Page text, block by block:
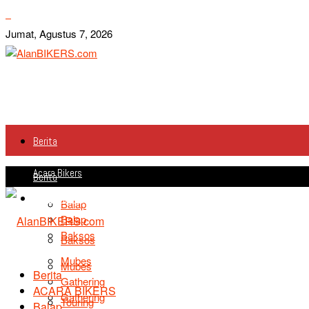
Jumat, Agustus 7, 2026
Berita
Acara Bikers
Balap
Baksos
Mubes
Gathering
Berita
Acara Bikers
Balap
Baksos
Mubes
Gathering
Touring
Berita
ACARA BIKERS